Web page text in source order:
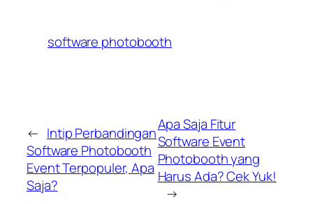
software photobooth
← Intip Perbandingan
Software Photobooth
Event Terpopuler, Apa
Saja?
Apa Saja Fitur
Software Event
Photobooth yang
Harus Ada? Cek Yuk!
→